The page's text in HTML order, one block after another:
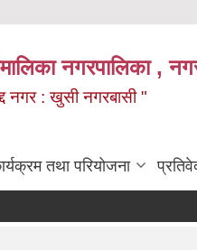
नगरपालिका ,
नगर : खुसी नगरबासी "
तथा परियोजना